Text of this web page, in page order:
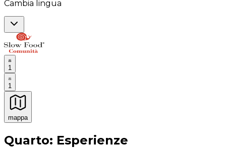
Cambia lingua
1
1
mappa
Esperienze culinarie indimenticabili: Esperienze
Quarto: Esperienze